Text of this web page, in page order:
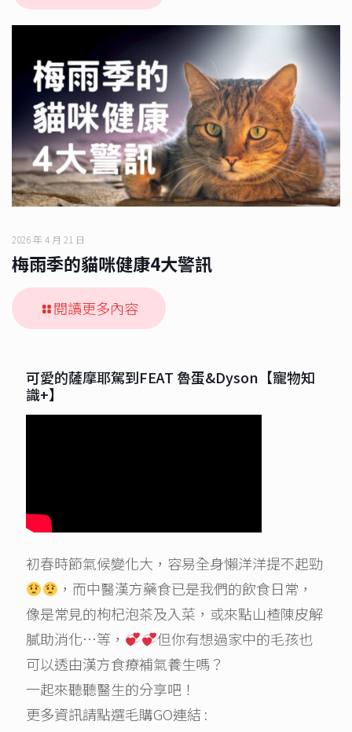
2026 年 4 月 21 日
梅雨季的貓咪健康4大警訊
閱讀更多內容
可愛的薩摩耶駕到FEAT 魯蛋&Dyson【寵物知
識+】
初春時節氣候變化大，容易全身懶洋洋提不起勁
，而中醫漢方藥食已是我們的飲食日常，
像是常見的枸杞泡茶及入菜，或來點山楂陳皮解
膩助消化…等，
但你有想過家中的毛孩也
可以透由漢方食療補氣養生嗎？
一起來聽聽醫生的分享吧！
更多資訊請點選毛購GO連結 :